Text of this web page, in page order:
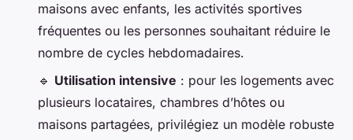
maisons avec enfants, les activités sportives
fréquentes ou les personnes souhaitant réduire le
nombre de cycles hebdomadaires.
🔹 Utilisation intensive : pour les logements avec
plusieurs locataires, chambres d’hôtes ou
maisons partagées, privilégiez un modèle robuste